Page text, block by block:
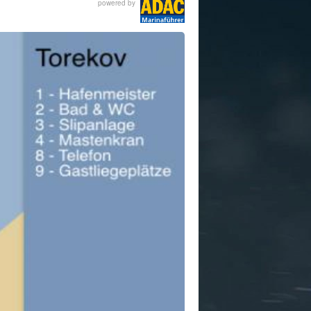
powered by